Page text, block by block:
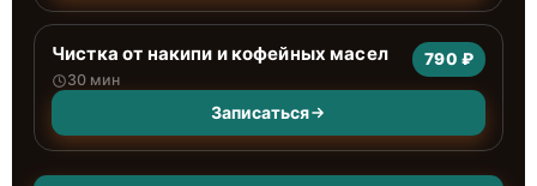
Чистка от накипи и кофейных масел
30 мин
790 ₽
Записаться